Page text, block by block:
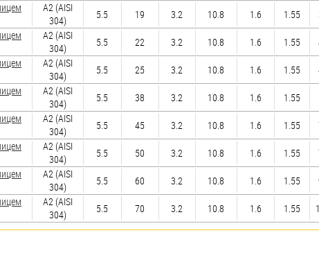
А2 (AISI
304)
5.5 19 3.2 10.8 1.6 1.55
А2 (AISI
304)
5.5 22 3.2 10.8 1.6 1.55
А2 (AISI
304)
5.5 25 3.2 10.8 1.6 1.55
А2 (AISI
304)
5.5 38 3.2 10.8 1.6 1.55
А2 (AISI
304)
5.5 45 3.2 10.8 1.6 1.55
А2 (AISI
304)
5.5 50 3.2 10.8 1.6 1.55
А2 (AISI
304)
5.5 60 3.2 10.8 1.6 1.55
А2 (AISI
304)
5.5 70 3.2 10.8 1.6 1.55